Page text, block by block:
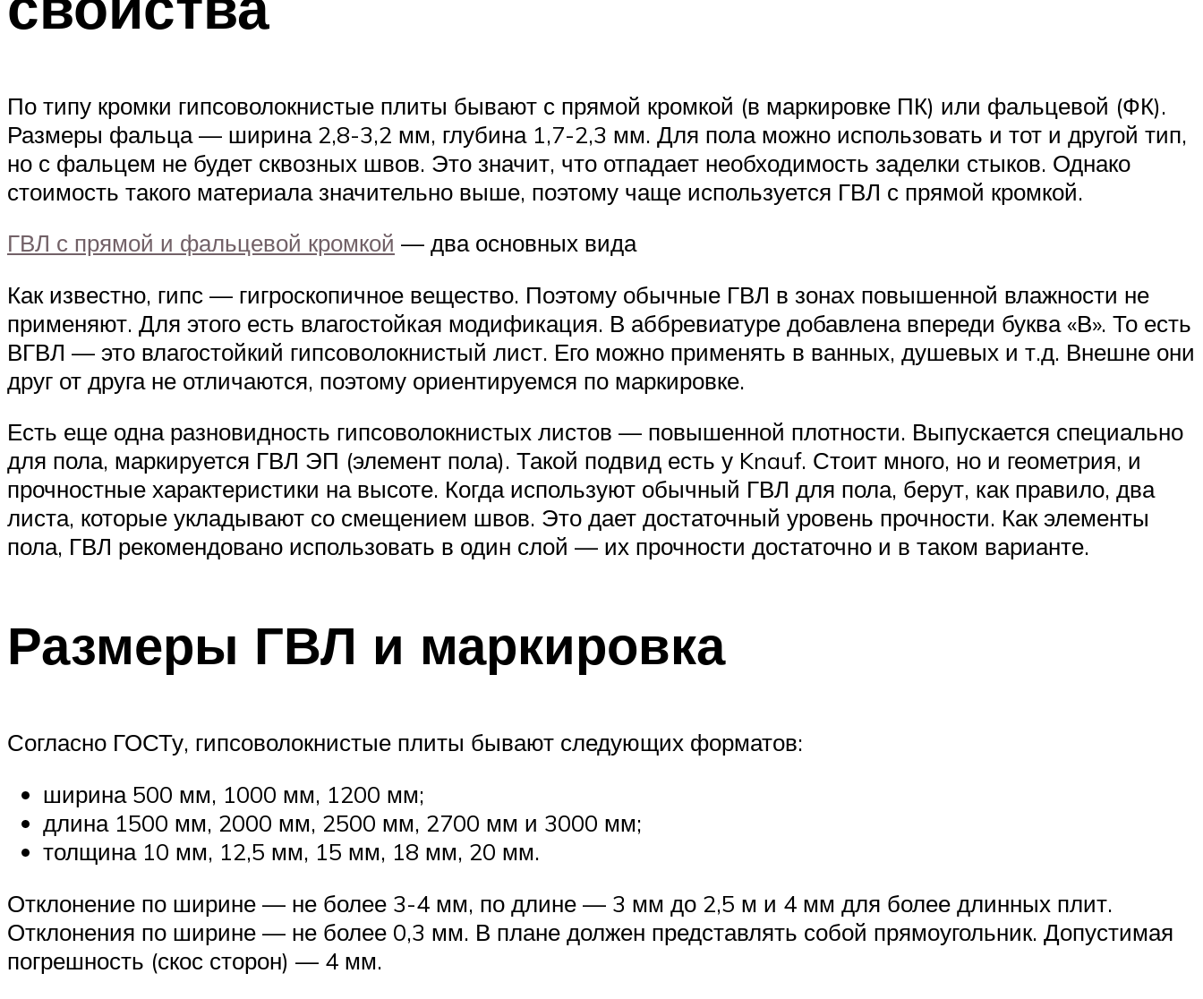
По типу кромки гипсоволокнистые плиты бывают с прямой кромкой (в маркировке ПК) или фальцевой (ФК).
Размеры фальца — ширина 2,8-3,2 мм, глубина 1,7-2,3 мм. Для пола можно использовать и тот и другой тип,
но с фальцем не будет сквозных швов. Это значит, что отпадает необходимость заделки стыков. Однако
стоимость такого материала значительно выше, поэтому чаще используется ГВЛ с прямой кромкой.
ГВЛ с прямой и фальцевой кромкой — два основных вида
Как известно, гипс — гигроскопичное вещество. Поэтому обычные ГВЛ в зонах повышенной влажности не
применяют. Для этого есть влагостойкая модификация. В аббревиатуре добавлена впереди буква «В». То есть
ВГВЛ — это влагостойкий гипсоволокнистый лист. Его можно применять в ванных, душевых и т.д. Внешне они
друг от друга не отличаются, поэтому ориентируемся по маркировке.
Есть еще одна разновидность гипсоволокнистых листов — повышенной плотности. Выпускается специально
для пола, маркируется ГВЛ ЭП (элемент пола). Такой подвид есть у Knauf. Стоит много, но и геометрия, и
прочностные характеристики на высоте. Когда используют обычный ГВЛ для пола, берут, как правило, два
листа, которые укладывают со смещением швов. Это дает достаточный уровень прочности. Как элементы
пола, ГВЛ рекомендовано использовать в один слой — их прочности достаточно и в таком варианте.
Размеры ГВЛ и маркировка
Согласно ГОСТу, гипсоволокнистые плиты бывают следующих форматов:
ширина 500 мм, 1000 мм, 1200 мм;
длина 1500 мм, 2000 мм, 2500 мм, 2700 мм и 3000 мм;
толщина 10 мм, 12,5 мм, 15 мм, 18 мм, 20 мм.
Отклонение по ширине — не более 3-4 мм, по длине — 3 мм до 2,5 м и 4 мм для более длинных плит.
Отклонения по ширине — не более 0,3 мм. В плане должен представлять собой прямоугольник. Допустимая
погрешность (скос сторон) — 4 мм.